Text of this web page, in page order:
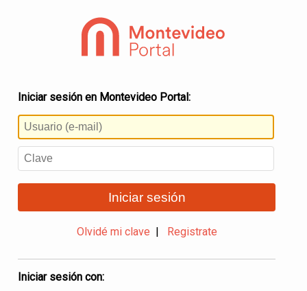
Iniciar sesión en Montevideo Portal:
Iniciar sesión
Olvidé mi clave Registrate
Iniciar sesión con: